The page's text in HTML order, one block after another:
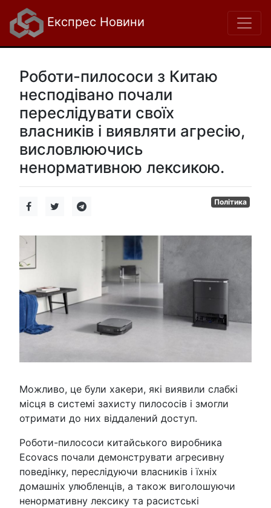
Експрес Новини
Роботи-пилососи з Китаю
несподівано почали
переслідувати своїх
власників і виявляти агресію,
висловлюючись
ненормативною лексикою.
Політика
Можливо, це були хакери, які виявили слабкі
місця в системі захисту пилососів і змогли
отримати до них віддалений доступ.
Роботи-пилососи китайського виробника
Ecovacs почали демонструвати агресивну
поведінку, переслідуючи власників і їхніх
домашніх улюбленців, а також виголошуючи
ненормативну лексику та расистські